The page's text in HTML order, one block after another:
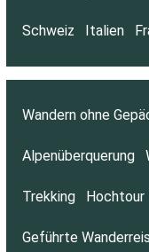
Schweiz Italien
Wandern ohne
Alpenüberquerung
Trekking Hochtour
Geführte